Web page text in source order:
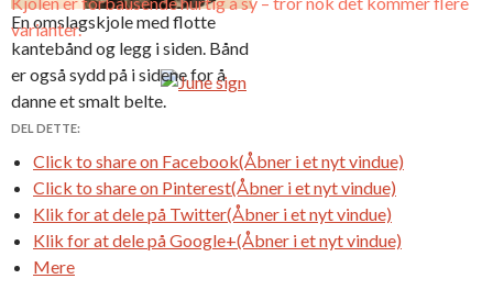
En omslagskjole med flotte
kantebånd og legg i siden. Bånd
er også sydd på i sidene for å
danne et smalt belte.
varianter.
DEL DETTE:
Click to share on Facebook(Åbner i et nyt vindue)
Click to share on Pinterest(Åbner i et nyt vindue)
Klik for at dele på Twitter(Åbner i et nyt vindue)
Klik for at dele på Google+(Åbner i et nyt vindue)
Mere